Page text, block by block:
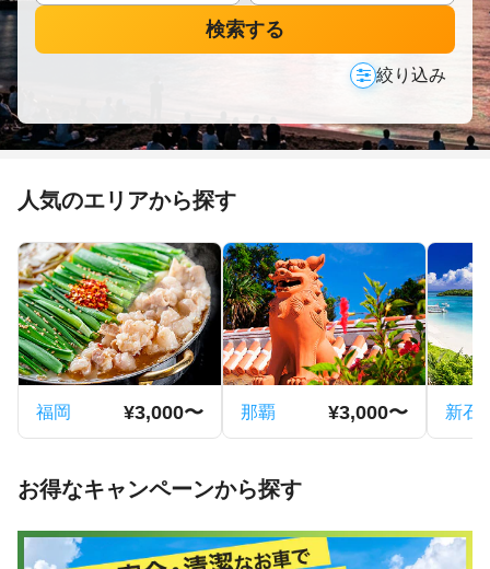
検索する
絞り込み
人気のエリアから探す
福岡 ¥3,000〜 那覇 ¥3,000〜 新石
お得なキャンペーンから探す